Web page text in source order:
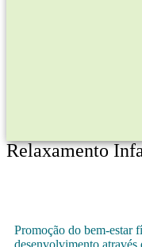
Relaxamento
Promoção do bem-estar